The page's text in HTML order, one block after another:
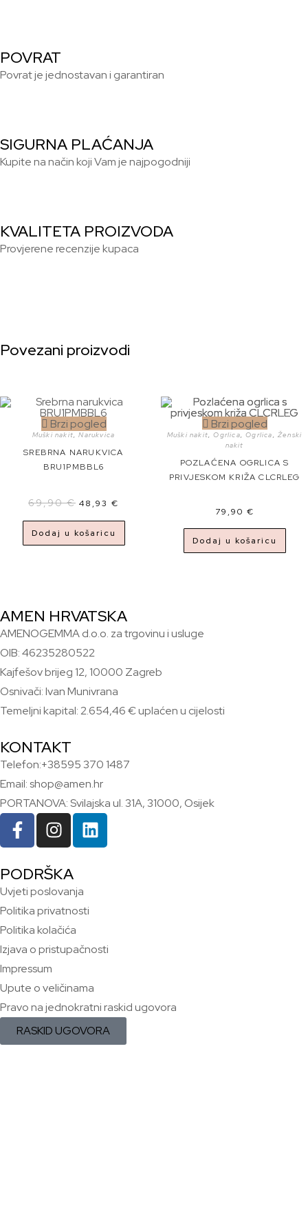
POVRAT
Povrat je jednostavan i garantiran
SIGURNA PLAĆANJA
Kupite na način koji Vam je najpogodniji
KVALITETA PROIZVODA
Provjerene recenzije kupaca
Povezani proizvodi
Brzi pogled
Muški nakit,Narukvica
SREBRNA NARUKVICA
BRU1PMBBL6
69,90€ 48,93 €
Dodaj u košaricu
Brzi pogled
Muški nakit,Ogrlica,Ogrlica,Ženski
nakit
POZLAĆENA OGRLICA S
PRIVJESKOM KRIŽA CLCRLEG
79,90 €
Dodaj u košaricu
AMEN HRVATSKA
AMENOGEMMA d.o.o. za trgovinu i usluge
OIB: 46235280522
Kajfešov brijeg 12, 10000 Zagreb
Osnivači: Ivan Munivrana
Temeljni kapital: 2.654,46 € uplaćen u cijelosti
KONTAKT
Telefon:+38595 370 1487
Email: shop@amen.hr
PORTANOVA: Svilajska ul. 31A, 31000, Osijek
PODRŠKA
Uvjeti poslovanja
Politika privatnosti
Politika kolačića
Izjava o pristupačnosti
Impressum
Upute o veličinama
Pravo na jednokratni raskid ugovora
RASKID UGOVORA